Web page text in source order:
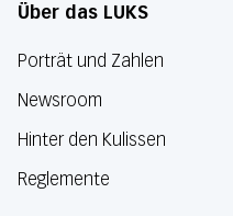
Über das LUKS
Porträt und Zahlen
Newsroom
Hinter den Kulissen
Reglemente